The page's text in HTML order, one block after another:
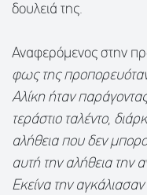
δουλειά της.
Αναφερόμενος στην
φως της
Αλίκη ήταν
τεράστιο ταλέντο,
αλήθεια που δεν
αυτή την αλήθεια την
Εκείνα την